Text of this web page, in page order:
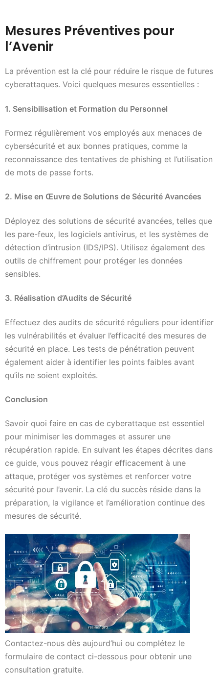
Mesures Préventives pour
l’Avenir
La prévention est la clé pour réduire le risque de futures
cyberattaques. Voici quelques mesures essentielles :
1. Sensibilisation et Formation du Personnel
Formez régulièrement vos employés aux menaces de
cybersécurité et aux bonnes pratiques, comme la
reconnaissance des tentatives de phishing et l’utilisation
de mots de passe forts.
2. Mise en Œuvre de Solutions de Sécurité Avancées
Déployez des solutions de sécurité avancées, telles que
les pare-feux, les logiciels antivirus, et les systèmes de
détection d’intrusion (IDS/IPS). Utilisez également des
outils de chiffrement pour protéger les données
sensibles.
3. Réalisation d’Audits de Sécurité
Effectuez des audits de sécurité réguliers pour identifier
les vulnérabilités et évaluer l’efficacité des mesures de
sécurité en place. Les tests de pénétration peuvent
également aider à identifier les points faibles avant
qu’ils ne soient exploités.
Conclusion
Savoir quoi faire en cas de cyberattaque est essentiel
pour minimiser les dommages et assurer une
récupération rapide. En suivant les étapes décrites dans
ce guide, vous pouvez réagir efficacement à une
attaque, protéger vos systèmes et renforcer votre
sécurité pour l’avenir. La clé du succès réside dans la
préparation, la vigilance et l’amélioration continue des
mesures de sécurité.
Contactez-nous dès aujourd’hui ou complétez le
formulaire de contact ci-dessous pour obtenir une
consultation gratuite.